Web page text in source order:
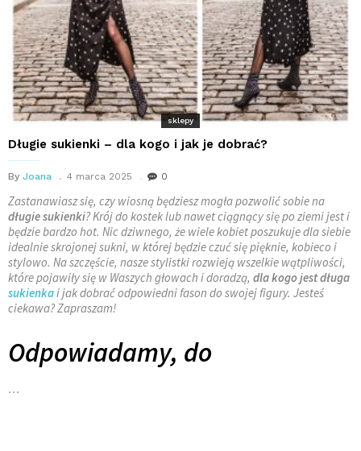
sklepy
Długie sukienki – dla kogo i jak je dobrać?
By Joana 4 marca 2025 0
Zastanawiasz się, czy wiosną będziesz mogła pozwolić sobie na
długie sukienki? Krój do kostek lub nawet ciągnący się po ziemi jest i
będzie bardzo hot. Nic dziwnego, że wiele kobiet poszukuje dla siebie
idealnie skrojonej sukni, w której będzie czuć się pięknie, kobieco i
stylowo. Na szczęście, nasze stylistki rozwieją wszelkie wątpliwości,
które pojawiły się w Waszych głowach i doradzą, dla kogo jest długa
sukienkai jak dobrać odpowiedni fason do swojej figury. Jesteś
ciekawa? Zapraszam!
Odpowiadamy, do
…